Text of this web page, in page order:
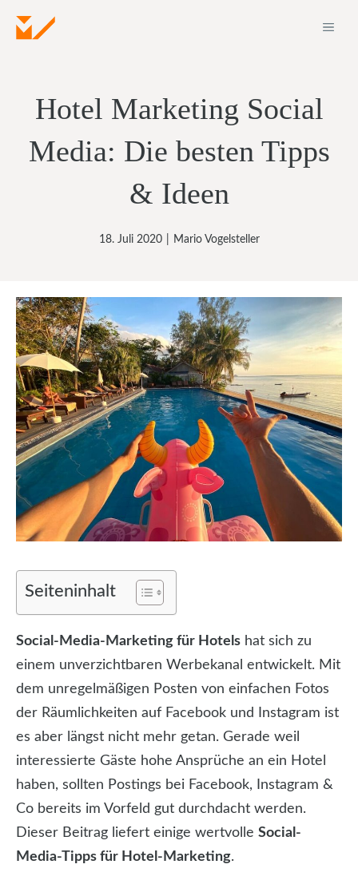
Inhalt
Hotel Marketing Social
Media: Die besten Tipps
& Ideen
18. Juli 2020 Mario Vogelsteller
Seiteninhalt
Social-Media-Marketing für Hotels hat sich zu
einem unverzichtbaren Werbekanal entwickelt. Mit
dem unregelmäßigen Posten von einfachen Fotos
der Räumlichkeiten auf Facebook und Instagram ist
es aber längst nicht mehr getan. Gerade weil
interessierte Gäste hohe Ansprüche an ein Hotel
haben, sollten Postings bei Facebook, Instagram &
Co bereits im Vorfeld gut durchdacht werden.
Dieser Beitrag liefert einige wertvolle Social-
Media-Tipps für Hotel-Marketing.